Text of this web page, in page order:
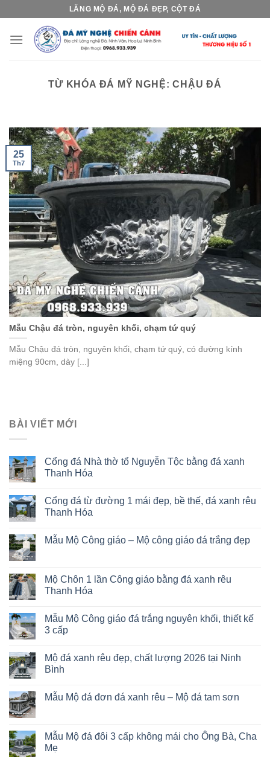
content
LĂNG MỘ ĐÁ, MỘ ĐÁ ĐẸP, CỘT ĐÁ
TỪ KHÓA ĐÁ MỸ NGHỆ:CHẬU ĐÁ
Mẫu Chậu đá tròn, nguyên khối, chạm tứ quý
Mẫu Chậu đá tròn, nguyên khối, chạm tứ quý, có đường kính
miệng 90cm, dày [...]
25
Th7
BÀI VIẾT MỚI
Cổng đá Nhà thờ tổ Nguyễn Tộc bằng đá xanh
Thanh Hóa
Cổng đá từ đường 1 mái đẹp, bề thế, đá xanh rêu
Thanh Hóa
Mẫu Mộ Công giáo – Mộ công giáo đá trắng đẹp
Mộ Chôn 1 lần Công giáo bằng đá xanh rêu
Thanh Hóa
Mẫu Mộ Công giáo đá trắng nguyên khối, thiết kế
3 cấp
Mộ đá xanh rêu đẹp, chất lượng 2026 tại Ninh
Bình
Mẫu Mộ đá đơn đá xanh rêu – Mộ đá tam sơn
Mẫu Mộ đá đôi 3 cấp không mái cho Ông Bà, Cha
Mẹ